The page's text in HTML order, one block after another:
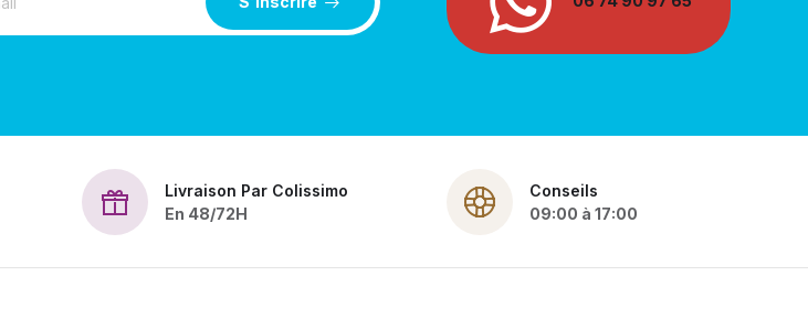
Livraison Par Colissimo
En 48/72H
Conseils
09:00 à 17:00